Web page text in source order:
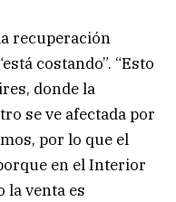
recuperación
costando”. “Esto
donde la
se ve afectada por
por lo que el
en el Interior
la venta es